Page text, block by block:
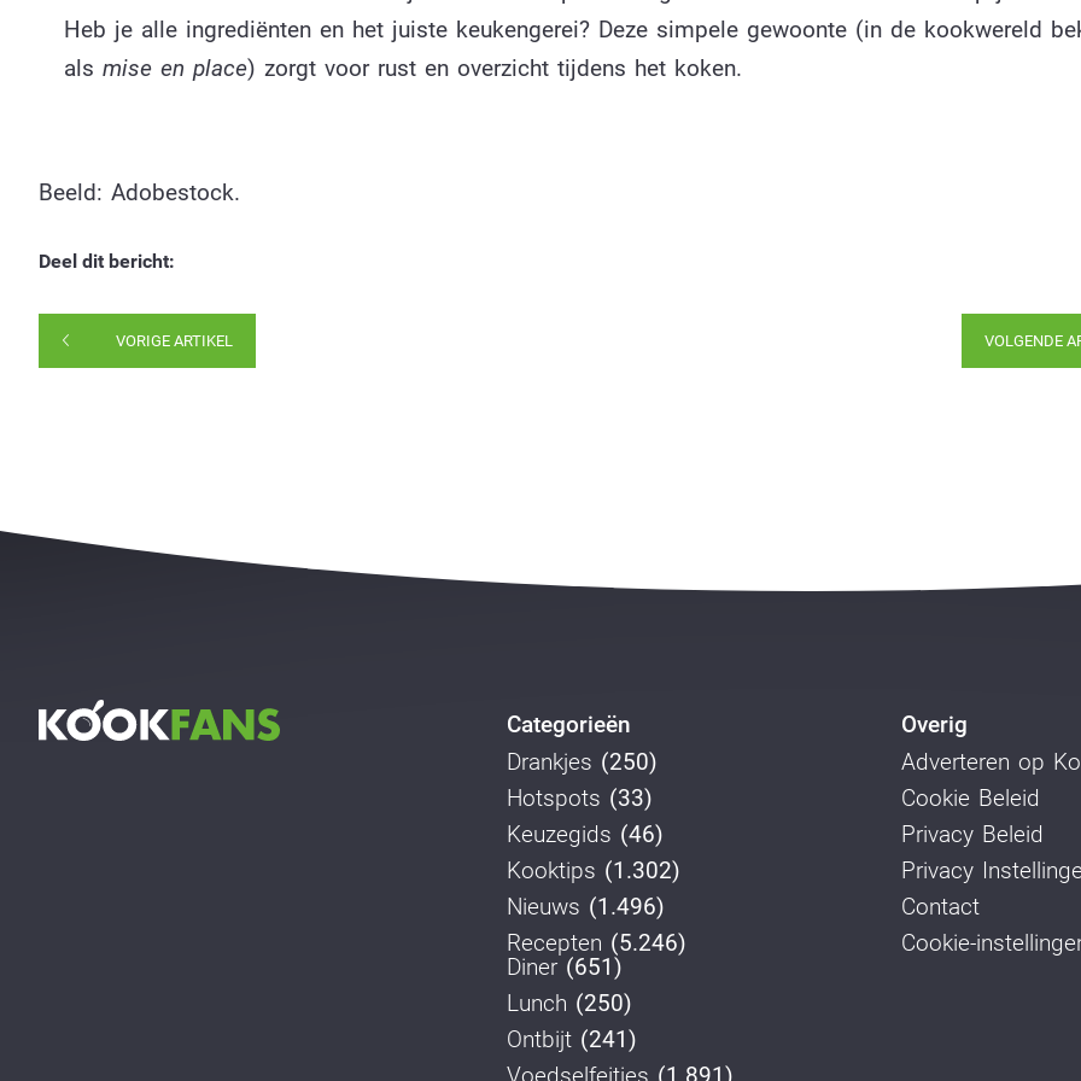
Heb je alle ingrediënten en het juiste keukengerei? Deze simpele gewoonte (in de kookwereld
als mise en place) zorgt voor rust en overzicht tijdens het koken.
Beeld: Adobestock.
Deel dit bericht:
VORIGE ARTIKEL VOLGENDE
Categorieën
Drankjes (250)
Hotspots (33)
Keuzegids (46)
Kooktips (1.302)
Nieuws (1.496)
Recepten (5.246)
Diner(651)
Lunch (250)
Ontbijt(241)
Overig
Adverteren op
Cookie Beleid
Privacy Beleid
Privacy
Contact
Cookie-